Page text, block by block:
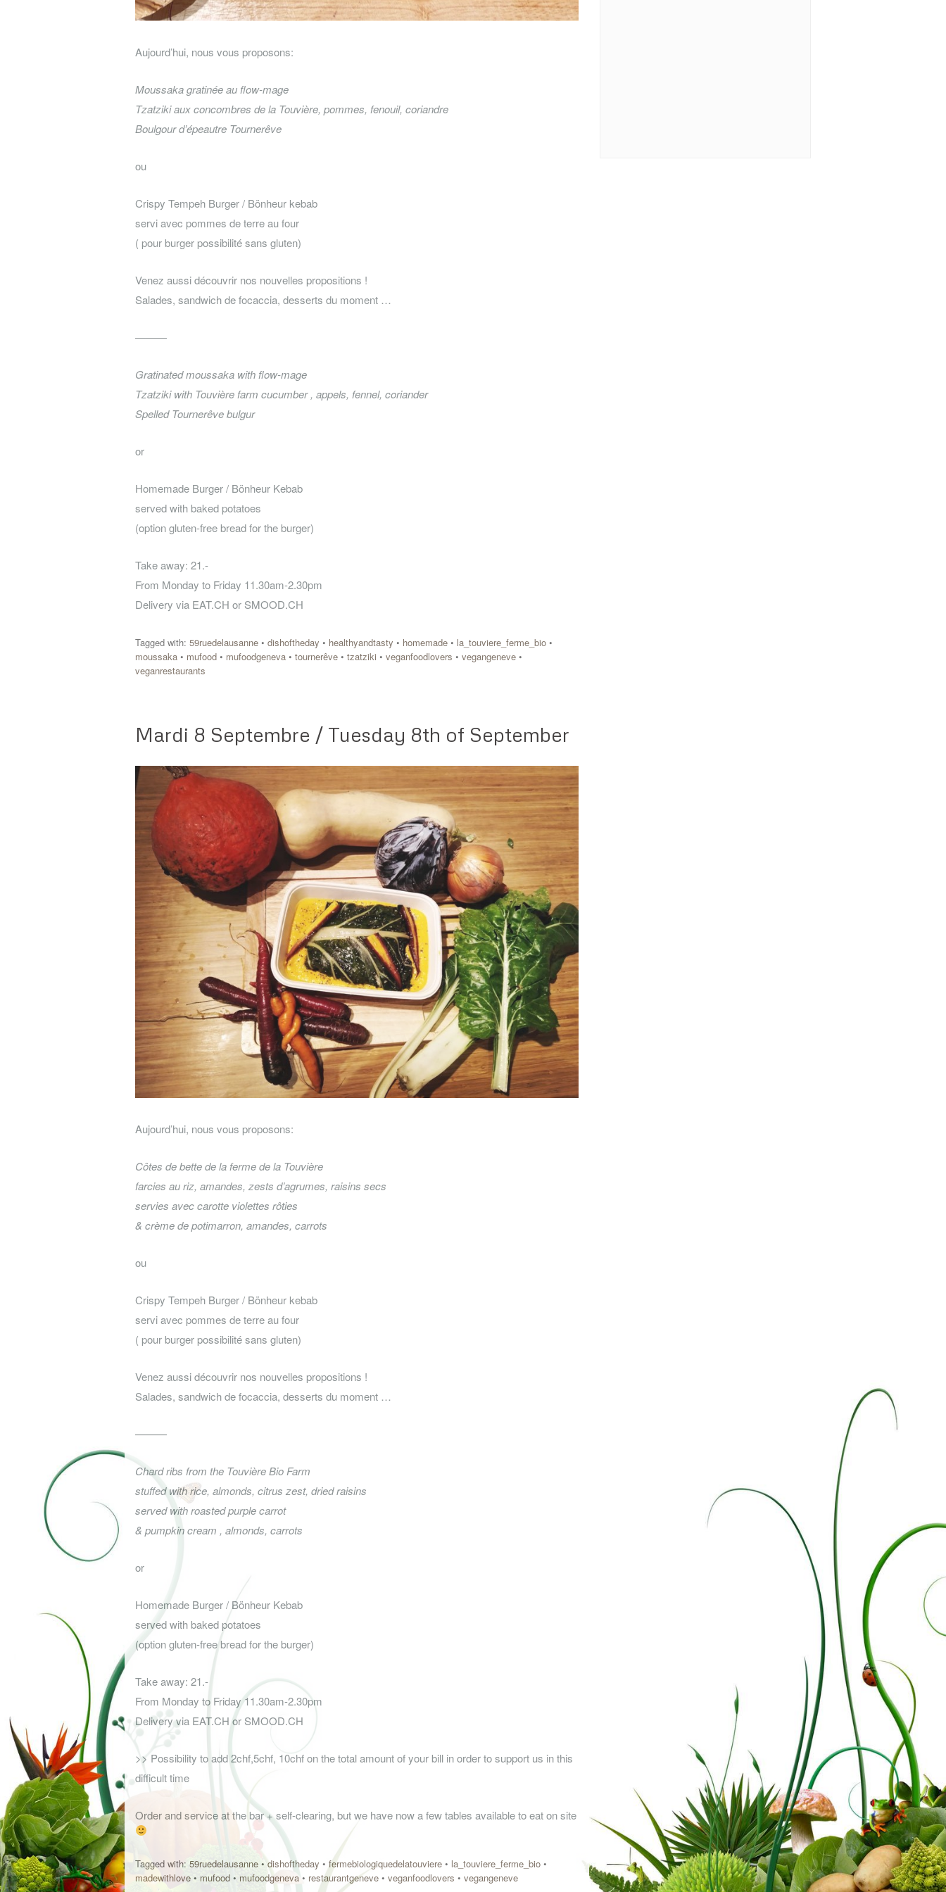
Aujourd’hui, nous vous proposons:
Moussaka gratinée au flow-mage
Tzatziki aux concombres de la Touvière, pommes, fenouil, coriandre
Boulgour d’épeautre Tournerêve
ou
Crispy Tempeh Burger / Bönheur kebab
servi avec pommes de terre au four
( pour burger possibilité sans gluten)
Venez aussi découvrir nos nouvelles propositions !
Salades, sandwich de focaccia, desserts du moment …
———
Gratinated moussaka with flow-mage
Tzatziki with Touvière farm cucumber , appels, fennel, coriander
Spelled Tournerêve bulgur
or
Homemade Burger / Bönheur Kebab
served with baked potatoes
(option gluten-free bread for the burger)
Take away: 21.-
From Monday to Friday 11.30am-2.30pm
Delivery via EAT.CH or SMOOD.CH
Tagged with: 59ruedelausanne • dishoftheday • healthyandtasty • homemade • la_touviere_ferme_bio •
moussaka • mufood • mufoodgeneva • tournerêve • tzatziki • veganfoodlovers • vegangeneve •
veganrestaurants
Mardi 8 Septembre / Tuesday 8th of September
Aujourd’hui, nous vous proposons:
Côtes de bette de la ferme de la Touvière
farcies au riz, amandes, zests d’agrumes, raisins secs
servies avec carotte violettes rôties
& crème de potimarron, amandes, carrots
ou
Crispy Tempeh Burger / Bönheur kebab
servi avec pommes de terre au four
( pour burger possibilité sans gluten)
Venez aussi découvrir nos nouvelles propositions !
Salades, sandwich de focaccia, desserts du moment …
———
Chard ribs from the Touvière Bio Farm
stuffed with rice, almonds, citrus zest, dried raisins
served with roasted purple carrot
& pumpkin cream , almonds, carrots
or
Homemade Burger / Bönheur Kebab
served with baked potatoes
(option gluten-free bread for the burger)
Take away: 21.-
From Monday to Friday 11.30am-2.30pm
Delivery via EAT.CH or SMOOD.CH
>> Possibility to add 2chf,5chf, 10chf on the total amount of your bill in order to support us in this
difficult time
Order and service at the bar + self-clearing, but we have now a few tables available to eat on site
Tagged with: 59ruedelausanne • dishoftheday • fermebiologiquedelatouviere • la_touviere_ferme_bio •
madewithlove • mufood • mufoodgeneva • restaurantgeneve • veganfoodlovers • vegangeneve